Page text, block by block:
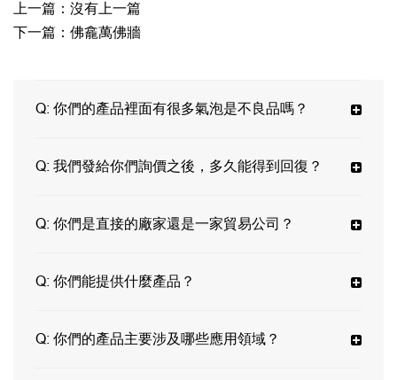
上一篇：沒有上一篇
下一篇：佛龕萬佛牆
Q: 你們的產品裡面有很多氣泡是不良品嗎？
Q: 我們發給你們詢價之後，多久能得到回復？
Q: 你們是直接的廠家還是一家貿易公司？
Q: 你們能提供什麼產品？
Q: 你們的產品主要涉及哪些應用領域？